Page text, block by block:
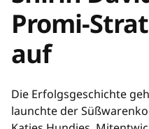
Promi-
auf
Die Erfolgsgeschichte
launchte der